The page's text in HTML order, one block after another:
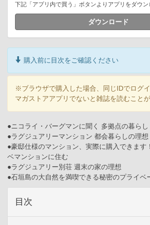
下記「アプリ内で買う」ボタンよりアプリをダウン
ダウンロード
購入前に目次をご確認ください
※ブラウザで購入した場合、同じIDでログ
マガストアアプリでないと雑誌を読むことが
●ニコライ・バーグマンに聞く 多拠点の暮らし
●ラグジュアリーマンション 都会暮らしの理想
●豪邸仕様のマンション、実際に購入できます
ベマンションに住む
●ラグジュアリー別荘 週末の家の理想
●石垣島の大自然を満喫できる秘密のプライベ
目次